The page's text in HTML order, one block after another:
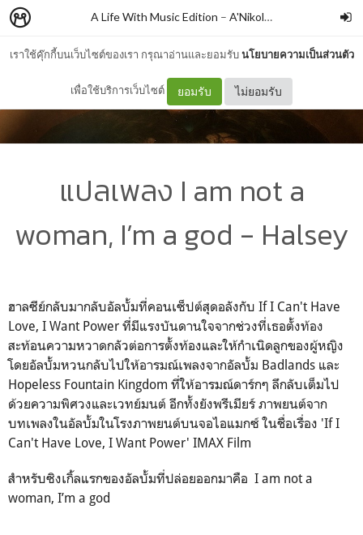
เราใช้คุ๊กกี้บนเว็บไซต์ของเรา กรุณาอ่านและยอมรับนโยบายความเป็นส่วนตัว
เพื่อใช้บริการเว็บไซต์ ยอมรับ ไม่ยอมรับ
A Life With Music Edition – A'Nikolas
แปลเพลง I am not a
woman, I’m a god - Halsey
ฮาลซีย์กลับมากลับอัลบั้มที่คอนเซ็ปต์สุดอลังกับ If I Can't Have
Love, I Want Power ที่มีแรงบันดานใจจากช่วงที่เธอตั้งท้อง
สะท้อนความหวาดกลัวต่อการตั้งท้องและให้กำเนิดลูกของผู้หญิง
โดยอัลบั้มหวนกลับไปให้อารมณ์เพลงจากอัลบั้ม Badlands และ
Hopeless Fountain Kingdom ที่ให้อารมณ์ดาร์กๆ ลึกลับเต็มไป
ด้วยความพิศวงและเวทย์มนต์ อีกทั้งยังพรีเมียร์ ภาพยนต์จาก
บทเพลงในอัลบั้มในโรงภาพยนต์บนจอไอแมกซ์ ในชื่อเรื่อง 'If I
Can't Have Love, I Want Power' IMAX Film
สำหรับซิงเกิ้ลแรกของอัลบั้มที่ปล่อยออกมาคือ I am not a
woman, I’m a god